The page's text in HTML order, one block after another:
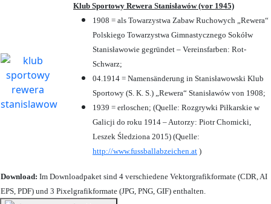
Klub Sportowy Rewera Stanisławów (vor 1945)
1908 = als Towarzystwa Zabaw Ruchowych „Rewera“
Polskiego Towarzystwa Gimnastycznego Sokółw
Stanisławowie gegründet – Vereinsfarben: Rot-
Schwarz;
04.1914 = Namensänderung in Stanisławowski Klub
Sportowy (S. K. S.) „Rewera“ Stanisławów von 1908;
1939 = erloschen; (Quelle: Rozgrywki Piłkarskie w
Galicji do roku 1914 – Autorzy: Piotr Chomicki,
Leszek Śledziona 2015) (Quelle:
http://www.fussballabzeichen.at )
Download: Im Downloadpaket sind 4 verschiedene Vektorgrafikformate (CDR, AI
EPS, PDF) und 3 Pixelgrafikformate (JPG, PNG, GIF) enthalten.